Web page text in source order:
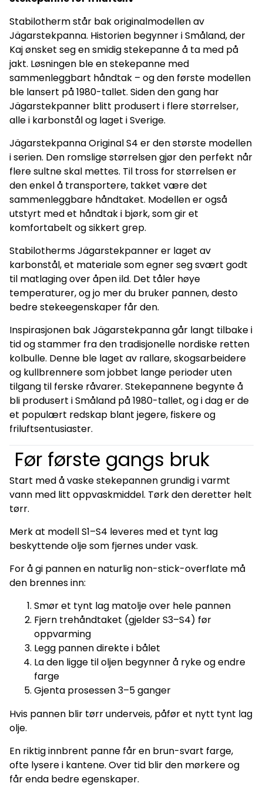
kantene. Over tid blir den mørkere og får enda bedre
egenskaper.
Stabilotherm står bak originalmodellen av
Jägarstekpanna. Historien begynner i Småland, der
Kaj ønsket seg en smidig stekepanne å ta med på
jakt. Løsningen ble en stekepanne med
sammenleggbart håndtak – og den første modellen
ble lansert på 1980-tallet. Siden den gang har
Jägarstekpanner blitt produsert i flere størrelser,
alle i karbonstål og laget i Sverige.
Jägarstekpanna Original S4 er den største modellen
i serien. Den romslige størrelsen gjør den perfekt når
flere sultne skal mettes. Til tross for størrelsen er
den enkel å transportere, takket være det
sammenleggbare håndtaket. Modellen er også
utstyrt med et håndtak i bjørk, som gir et
komfortabelt og sikkert grep.
Stabilotherms Jägarstekpanner er laget av
karbonstål, et materiale som egner seg svært godt
til matlaging over åpen ild. Det tåler høye
temperaturer, og jo mer du bruker pannen, desto
bedre stekeegenskaper får den.
Inspirasjonen bak Jägarstekpanna går langt tilbake i
tid og stammer fra den tradisjonelle nordiske retten
kolbulle. Denne ble laget av rallare, skogsarbeidere
og kullbrennere som jobbet lange perioder uten
tilgang til ferske råvarer. Stekepannene begynte å
bli produsert i Småland på 1980-tallet, og i dag er de
et populært redskap blant jegere, fiskere og
friluftsentusiaster.
Før første gangs bruk
Start med å vaske stekepannen grundig i varmt
vann med litt oppvaskmiddel. Tørk den deretter helt
tørr.
Merk at modell S1–S4 leveres med et tynt lag
beskyttende olje som fjernes under vask.
For å gi pannen en naturlig non-stick-overflate må
den brennes inn:
Smør et tynt lag matolje over hele pannen
Fjern trehåndtaket (gjelder S3–S4) før
oppvarming
Legg pannen direkte i bålet
La den ligge til oljen begynner å ryke og endre
farge
Gjenta prosessen 3–5 ganger
Hvis pannen blir tørr underveis, påfør et nytt tynt lag
olje.
En riktig innbrent panne får en brun-svart farge,
ofte lysere i kantene. Over tid blir den mørkere og
får enda bedre egenskaper.